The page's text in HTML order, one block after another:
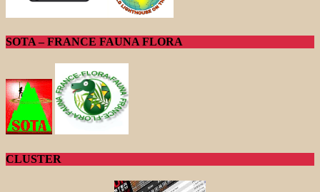
SOTA – FRANCE FAUNA FLORA
CLUSTER